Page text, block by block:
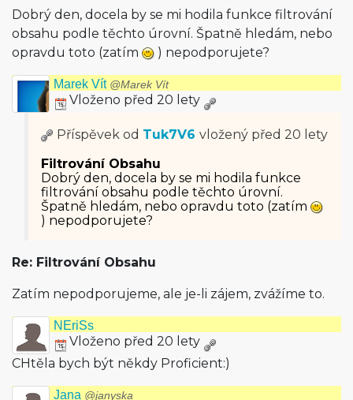
Dobrý den, docela by se mi hodila funkce filtrování
obsahu podle těchto úrovní. Špatně hledám, nebo
opravdu toto (zatím
) nepodporujete?
Marek Vít @Marek Vít
Vloženo před 20 lety
Příspěvek od Tuk7V6 vložený před 20 lety
Filtrování Obsahu
Dobrý den, docela by se mi hodila funkce
filtrování obsahu podle těchto úrovní.
Špatně hledám, nebo opravdu toto (zatím
) nepodporujete?
Re: Filtrování Obsahu
Zatím nepodporujeme, ale je-li zájem, zvážíme to.
NEriSs
Vloženo před 20 lety
CHtěla bych být někdy Proficient:)
Jana @janyska